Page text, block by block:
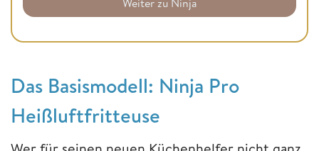
Das Basismodell: Ninja Pro
Heißluftfritteuse